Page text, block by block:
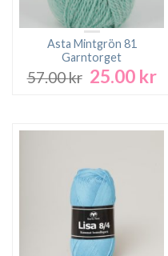
Asta Mintgrön 81
Garntorget
57.00kr Det
57.00 kr.
25.00 kr